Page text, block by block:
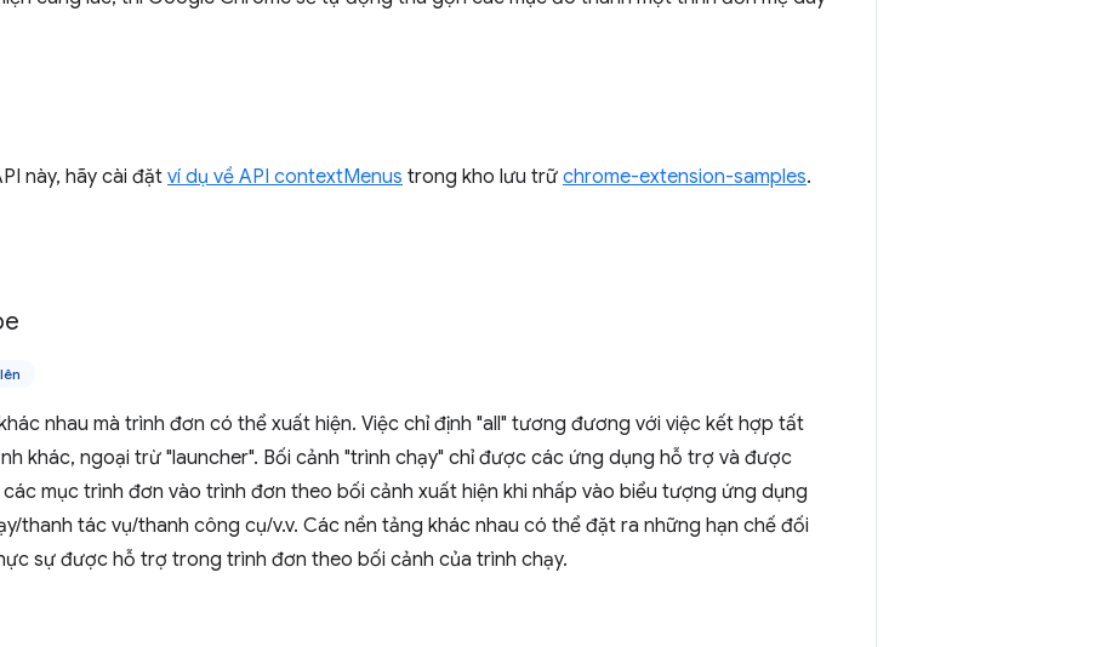
này, hãy cài đặt ví dụ về API contextMenus trong kho lưu trữ chrome-extension-samples.
nhau mà trình đơn có thể xuất hiện. Việc chỉ định "all" tương đương với việc kết hợp tất
khác, ngoại trừ "launcher". Bối cảnh "trình chạy" chỉ được các ứng dụng hỗ trợ và được
mục trình đơn vào trình đơn theo bối cảnh xuất hiện khi nhấp vào biểu tượng ứng dụng
thanh tác vụ/thanh công cụ/v.v. Các nền tảng khác nhau có thể đặt ra những hạn chế đối
sự được hỗ trợ trong trình đơn theo bối cảnh của trình chạy.